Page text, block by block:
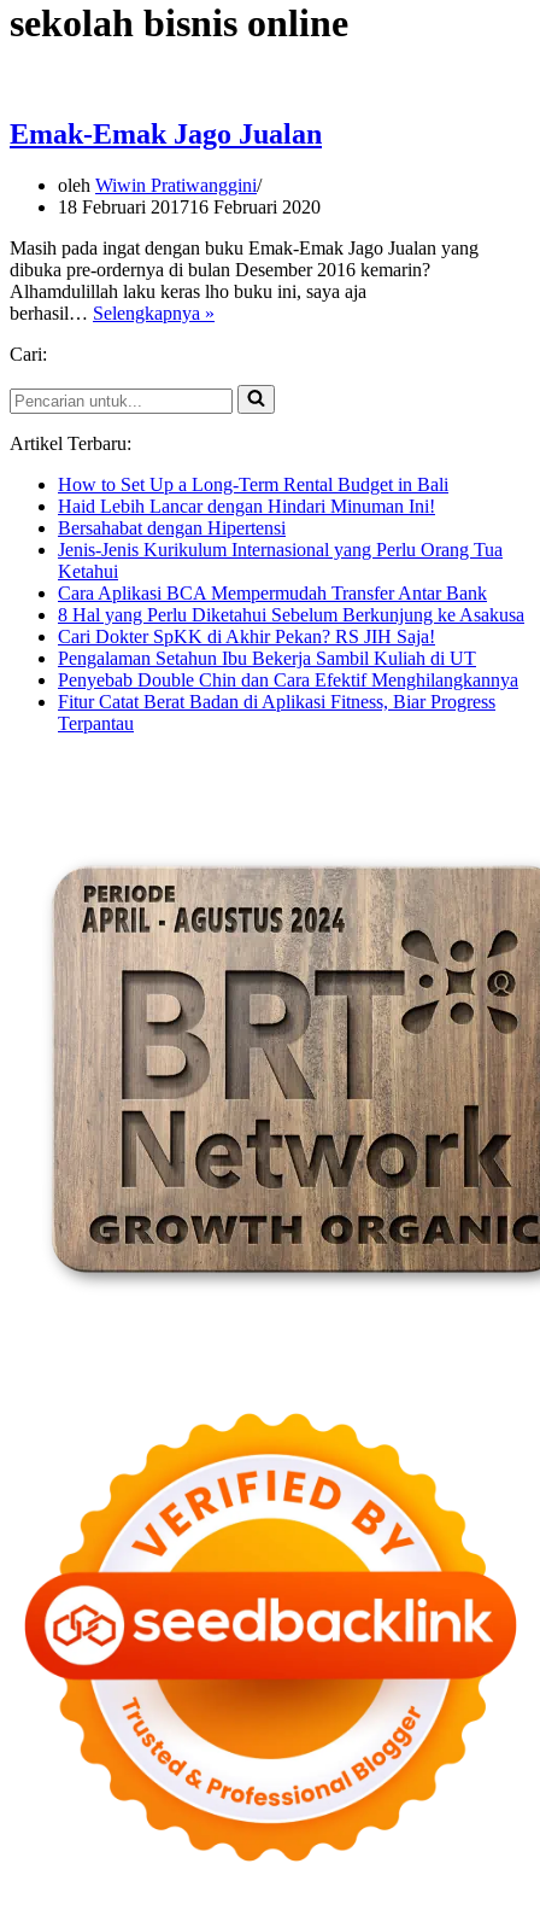
sekolah bisnis online
Emak-Emak Jago Jualan
oleh Wiwin Pratiwanggini
18 Februari 201716 Februari 2020
Masih pada ingat dengan buku Emak-Emak Jago Jualan yang
dibuka pre-ordernya di bulan Desember 2016 kemarin?
Alhamdulillah laku keras lho buku ini, saya aja
berhasil… Selengkapnya »
Cari:
Pencarian
untuk...
Artikel Terbaru:
How to Set Up a Long-Term Rental Budget in Bali
Haid Lebih Lancar dengan Hindari Minuman Ini!
Bersahabat dengan Hipertensi
Jenis-Jenis Kurikulum Internasional yang Perlu Orang Tua
Ketahui
Cara Aplikasi BCA Mempermudah Transfer Antar Bank
8 Hal yang Perlu Diketahui Sebelum Berkunjung ke Asakusa
Cari Dokter SpKK di Akhir Pekan? RS JIH Saja!
Pengalaman Setahun Ibu Bekerja Sambil Kuliah di UT
Penyebab Double Chin dan Cara Efektif Menghilangkannya
Fitur Catat Berat Badan di Aplikasi Fitness, Biar Progress
Terpantau